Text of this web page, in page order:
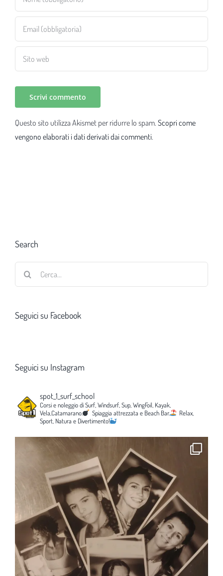
Questo sito utilizza Akismet per ridurre lo spam. Scopri come
vengono elaborati i dati derivati dai commenti.
Search
Seguici su Facebook
Seguici su Instagram
spot_1_surf_school
Corsi e noleggio di Surf, Windsurf, Sup, WingFoil, Kayak,
Vela,Catamarano.
Spiaggia attrezzata e Beach Bar.
Relax,
Sport, Natura e Divertimento!